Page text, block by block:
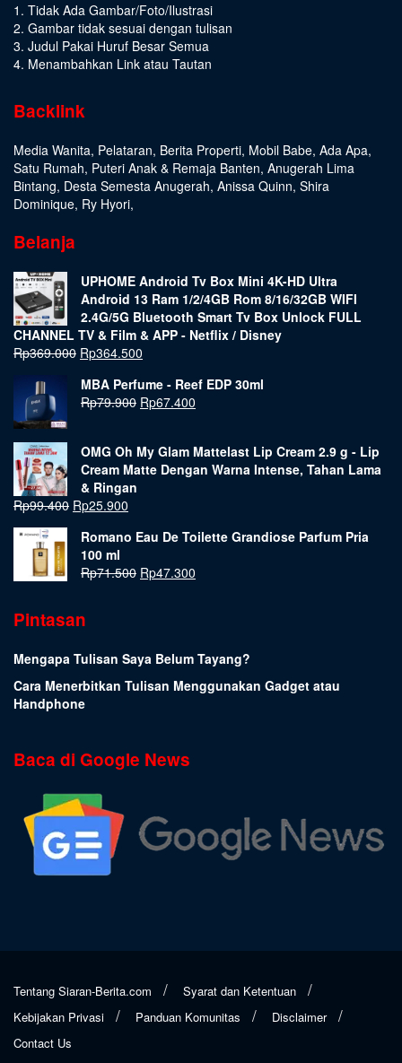
1. Tidak Ada Gambar/Foto/Ilustrasi
2. Gambar tidak sesuai dengan tulisan
3. Judul Pakai Huruf Besar Semua
4. Menambahkan Link atau Tautan
Backlink
Media Wanita, Pelataran, Berita Properti, Mobil Babe, Ada Apa,
Satu Rumah, Puteri Anak & Remaja Banten, Anugerah Lima
Bintang, Desta Semesta Anugerah, Anissa Quinn, Shira
Dominique, Ry Hyori,
Belanja
UPHOME Android Tv Box Mini 4K-HD Ultra
Android 13 Ram 1/2/4GB Rom 8/16/32GB WIFI
2.4G/5G Bluetooth Smart Tv Box Unlock FULL
CHANNEL TV & Film & APP - Netflix / Disney
Rp369.000 Rp364.500
MBA Perfume - Reef EDP 30ml
Rp79.900 Rp67.400
OMG Oh My Glam Mattelast Lip Cream 2.9 g - Lip
Cream Matte Dengan Warna Intense, Tahan Lama
& Ringan
Rp99.400 Rp25.900
Romano Eau De Toilette Grandiose Parfum Pria
100 ml
Rp71.500 Rp47.300
Pintasan
Mengapa Tulisan Saya Belum Tayang?
Cara Menerbitkan Tulisan Menggunakan Gadget atau
Handphone
Baca di Google News
Tentang Siaran-Berita.com
Syarat dan Ketentuan
Kebijakan Privasi
Panduan Komunitas
Disclaimer
Contact Us